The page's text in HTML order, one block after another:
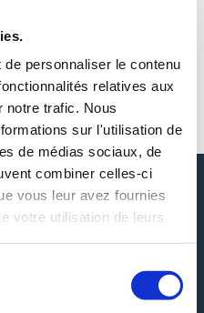
personnaliser le contenu
relatives aux
notre trafic. Nous
sur l'utilisation de
de médias sociaux, de
combiner celles-ci
vous leur avez fournies
votre utilisation de leurs
GRATUITE,
LIBRE
est le